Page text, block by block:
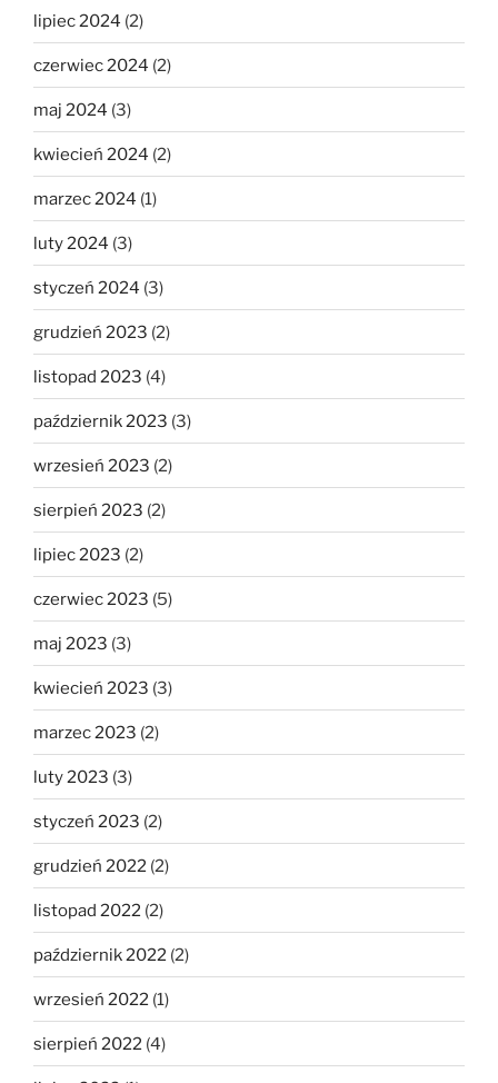
lipiec 2024 (2)
czerwiec 2024 (2)
maj 2024 (3)
kwiecień 2024 (2)
marzec 2024 (1)
luty 2024 (3)
styczeń 2024 (3)
grudzień 2023 (2)
listopad 2023 (4)
październik 2023 (3)
wrzesień 2023 (2)
sierpień 2023 (2)
lipiec 2023 (2)
czerwiec 2023 (5)
maj 2023 (3)
kwiecień 2023 (3)
marzec 2023 (2)
luty 2023 (3)
styczeń 2023 (2)
grudzień 2022 (2)
listopad 2022 (2)
październik 2022 (2)
wrzesień 2022 (1)
sierpień 2022 (4)